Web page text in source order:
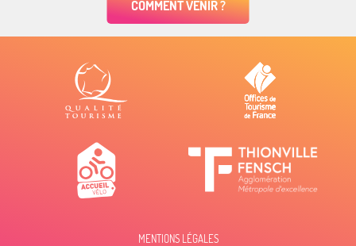
COMMENT VENIR ?
MENTIONS LÉGALES